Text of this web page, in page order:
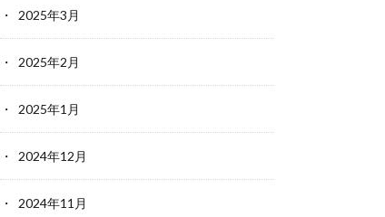
2025年3月
2025年2月
2025年1月
2024年12月
2024年11月